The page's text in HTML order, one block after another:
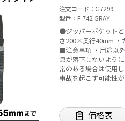
注文コード
G7299
型番
F-742 GRAY
●ジッパーポケットとメッシ
さ200×奥行40mm ・
■注意事項 ・用途以
具が落下しないよう
常のある場合は使用
事故を起こす可能性
価格表